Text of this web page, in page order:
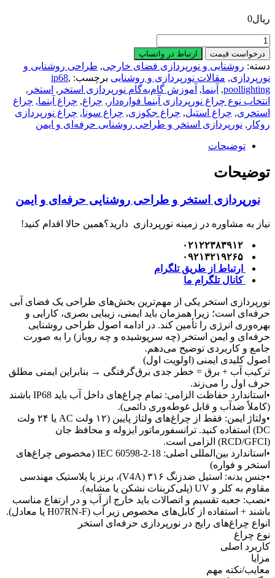
ریال0
نورپردازی
استخر
و
طراحی
روشنایی
حرفه‌ای
و
ایمن
عدد
درخواست قیمت ارتباط در واتساپ
دسته: روشنایی و نورپردازی فضای خارجی, طراحی روشنایی و
نورپردازی, مقالات نورپردازی و روشنایی برچسب: ip68,
poollighting
, آبنما, آموزش گام‌به‌گام نورپردازی استخر , استخر ,
انتخاب نوع چراغ نورپردازی آبنما فواره‌دار , چراغ, چراغ آبنما, چراغ
استخری, چراغ استیل, چراغ جکوزی, چراغ سونا, چراغ نورپردازی
روکار , نورپردازی استخر و طراحی روشنایی حرفه‌ای و ایمن
توضیحات
توضیحات
نورپردازی استخر و طراحی روشنایی حرفه‌ای و ایمن
نیاز به مشاوره در زمینه نورپردازی دارید؟همین حالا اقدام کنید!
ارتباط از طریق تلگرام
کانال تلگرام ما
نورپردازی استخر یکی از مهم‌ترین بخش‌های طراحی یک فضای آبی
حرفه‌ای است؛ زیرا همزمان باید ایمنی، زیبایی بصری، کارایی و
بهره‌وری انرژی را تأمین کند. در ادامه اصول طراحی روشنایی
حرفه‌ای و ایمن استخر (چه سرپوشیده و چه روباز) را به صورت
جامع و کاربردی توضیح می‌دهم.
اصول کلیدی ایمنی (اولویت اول)
ترکیب آب + برق = خطر جدی برق‌گرفتگی → بنابراین ایمنی مطلق
حرف اول را می‌زند.
•استاندارد حفاظت الزامی: تمام چراغ‌های داخل آب باید IP68 باشند
(کاملاً ضدآب و قابل غوطه‌وری دائمی).
•ولتاژ ایمن: فقط از چراغ‌های ولتاژ پایین (۱۲ ولت AC یا ۲۴ ولت
DC) استفاده کنید. ترانسفورماتور ایزوله و محافظ جان
(RCD/GFCI) الزامی است.
•استاندارد بین‌المللی اصلی: IEC 60598-2-18 (مخصوص چراغ‌های
استخر و فواره)
•جنس بدنه: استیل ضدزنگ ۳۱۶ (V4A)، برنز یا پلاستیک مهندسی
مقاوم به کلر و UV (پلی‌کربنات نشکن یا مشابه).
•نصب: جعبه تقسیم و اتصالات باید خارج از آب و در ارتفاع مناسب
باشند + استفاده از کابل‌های مخصوص زیر آب (H07RN-F یا معادل).
انواع چراغ‌های رایج در نورپردازی حرفه‌ای استخر
نوع چراغ
کاربرد اصلی
مزایا
معایب/نکته مهم